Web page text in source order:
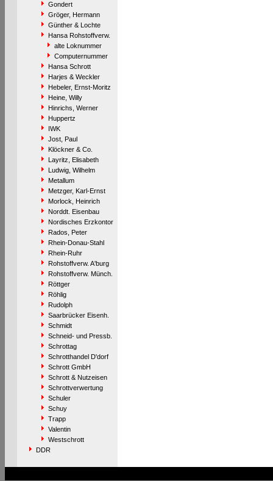
Gondert
Gröger, Hermann
Günther & Lochte
Hansa Rohstoffverw.
alte Loknummer
Computernummer
Hansa Schrott
Harjes & Weckler
Hebeler, Ernst-Moritz
Heine, Willy
Hinrichs, Werner
Huppertz
IWK
Jost, Paul
Klöckner & Co.
Layritz, Elisabeth
Ludwig, Wilhelm
Metallum
Metzger, Karl-Ernst
Morlock, Heinrich
Norddt. Eisenbau
Nordisches Erzkontor
Rados, Peter
Rhein-Donau-Stahl
Rhein-Ruhr
Rohstoffverw. A'burg
Rohstoffverw. Münch.
Röttger
Röhlig
Rudolph
Saarbrücker Eisenh.
Schmidt
Schneid- und Pressb.
Schrottag
Schrotthandel D'dorf
Schrott GmbH
Schrott & Nutzeisen
Schrottverwertung
Schuler
Schuy
Trapp
Valentin
Westschrott
DDR